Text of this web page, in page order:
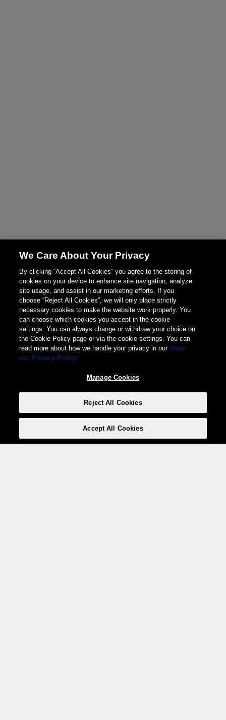
We Care About Your Privacy
By clicking “Accept All Cookies” you agree to the storing of
cookies on your device to enhance site navigation, analyze
site usage, and assist in our marketing efforts. If you
choose “Reject All Cookies”, we will only place strictly
necessary cookies to make the website work properly. You
can choose which cookies you accept in the cookie
settings. You can always change or withdraw your choice on
the Cookie Policy page or via the cookie settings. You can
read more about how we handle your privacy in our View
our Privacy Policy
Manage Cookies
Reject All Cookies
Accept All Cookies